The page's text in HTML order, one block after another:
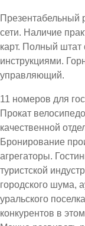
Презентабельный
сети. Наличие
карт. Полный
инструкциями.
управляющий.
11 номеров для
Прокат
качественной
Бронирование
агрегаторы.
туристской
городского шума,
уральского
конкурентов в